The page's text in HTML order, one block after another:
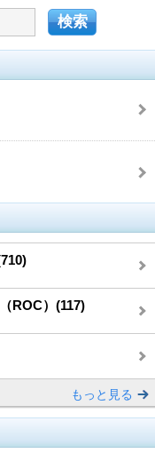
ROC）(117)
もっと見る